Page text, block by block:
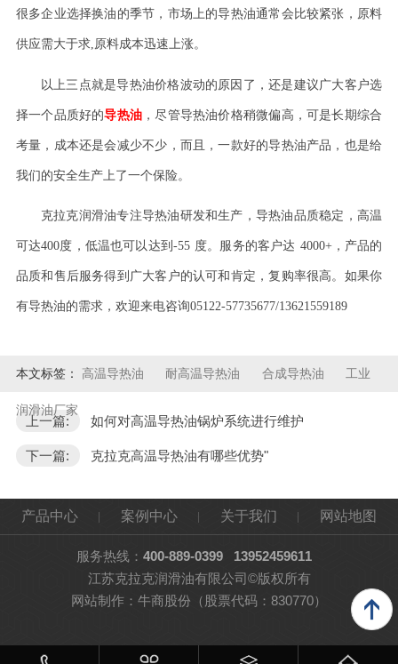
很多企业选择换油的季节，市场上的导热油通常会比较紧张，原料
供应需大于求, 原料成本迅速上涨。
以上三点就是导热油价格波动的原因了，还是建议广大客户选
择一个品质好的导热油 ，尽管导热油价格稍微偏高，可是长期综合
考量，成本还是会减少不少，而且，一款好的导热油产品，也是给
我们的安全生产上了一个保险。
克拉克润滑油专注导热油研发和生产，导热油品质稳定，高温
可达400度，低温也可以达到 -55 度。服务的客户达 4000+，产品的
品质和售后服务得到广大客户的认可和肯定，复购率很高。如果你
有导热油的需求，欢迎来电咨询05122-57735677/13621559189
本文标签： 高温导热油 耐高温导热油 合成导热油 工业
润滑油厂家
上一篇: 如何对高温导热油锅炉系统进行维护
下一篇: 克拉克高温导热油有哪些优势"
产品中心 案例中心 关于我们 网站地图
服务热线： 400-889-0399
13952459611
江苏克拉克润滑油有限公司©版权所有
网站制作： 牛商股份 （股票代码：830770）